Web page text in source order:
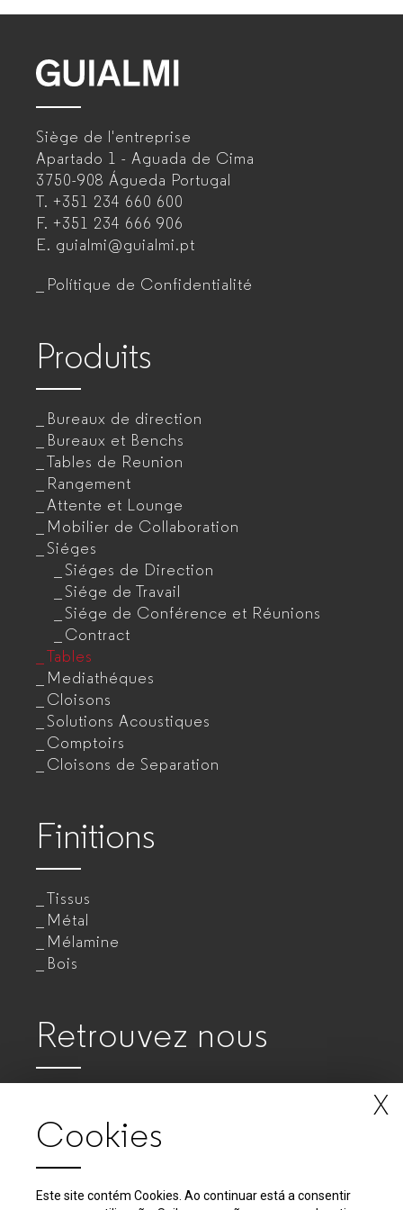
Siège de l'entreprise
Apartado 1 - Aguada de Cima
3750-908 Águeda Portugal
T. +351 234 660 600
F. +351 234 666 906
E. guialmi@guialmi.pt
Polítique de Confidentialité
Produits
Bureaux de direction
Bureaux et Benchs
Tables de Reunion
Rangement
Attente et Lounge
Mobilier de Collaboration
Siéges
Siéges de Direction
Siége de Travail
Siége de Conférence et Réunions
Contract
Tables
Mediathéques
Cloisons
Solutions Acoustiques
Comptoirs
Cloisons de Separation
Finitions
Tissus
Métal
Mélamine
Bois
Retrouvez nous
X
Cookies
Este site contém Cookies. Ao continuar está a consentir